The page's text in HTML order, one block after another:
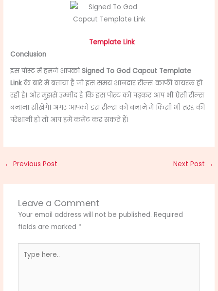
Template Link
Conclusion
इस पोस्ट में हमने आपकोSigned To God Capcut Template
Linkके बारे में बताया है जो इस समय शानदार रील्स काफी वायरल हो
रही है। और मुझसे उम्मीद है कि इस पोस्ट को पढ़कर आप भी ऐसी रील्स
बनाना सीखेंगे। अगर आपको इस रील्स को बनाने में किसी भी तरह की
परेशानी हो तो आप हमें कमेंट कर सकते हैं।
← Previous Post Next Post →
Leave a Comment
Your email address will not be published. Required
fields are marked *
here..